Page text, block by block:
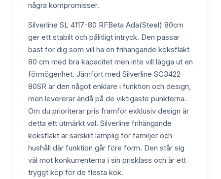
några kompromisser.
Silverline SL 4117-80 RFBeta Ada(Steel) 80cm
ger ett stabilt och pålitligt intryck. Den passar
bäst för dig som vill ha en frihängande köksfläkt
80 cm med bra kapacitet men inte vill lägga ut en
förmögenhet. Jämfört med Silverline SC3422-
80SR är den något enklare i funktion och design,
men levererar ändå på de viktigaste punkterna.
Om du prioriterar pris framför exklusiv design är
detta ett utmärkt val. Silverline frihängande
köksfläkt är särskilt lämplig för familjer och
hushåll där funktion går före form. Den står sig
väl mot konkurrenterna i sin prisklass och är ett
tryggt köp för de flesta kök.